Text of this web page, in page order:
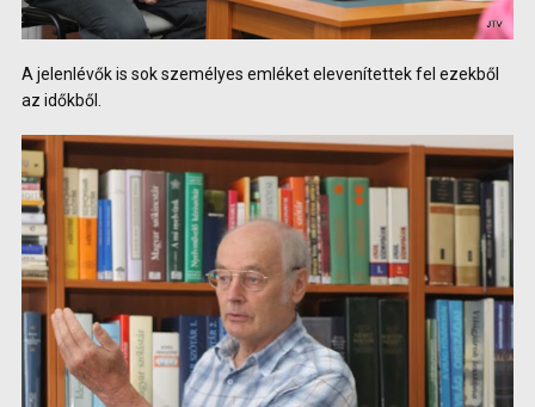
A jelenlévők is sok személyes emléket elevenítettek fel ezekből
az időkből.